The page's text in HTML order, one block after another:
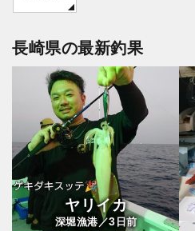
長崎県の最新釣果
ヤリイカ
深堀漁港／3 日前